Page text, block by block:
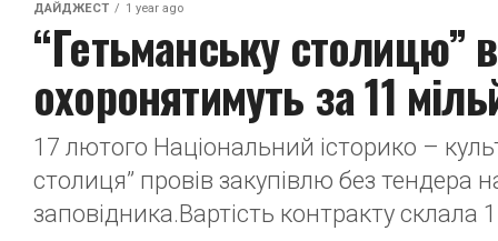
ДАЙДЖЕСТ 1 year ago
“Гетьманську столицю”
охоронятимуть за 11
17 лютого Національний історико –
столиця” провів закупівлю без тендера
заповідника.Вартість контракту склала